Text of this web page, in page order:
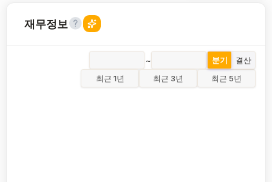
재무정보
~ 분기
결산
최근 1년
최근 3년 최근 5년